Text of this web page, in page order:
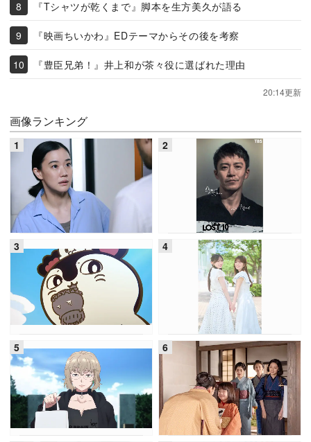
『Tシャツが乾くまで』脚本を生方美久が語る
『映画ちいかわ』EDテーマからその後を考察
『豊臣兄弟！』井上和が茶々役に選ばれた理由
20:14更新
画像ランキング